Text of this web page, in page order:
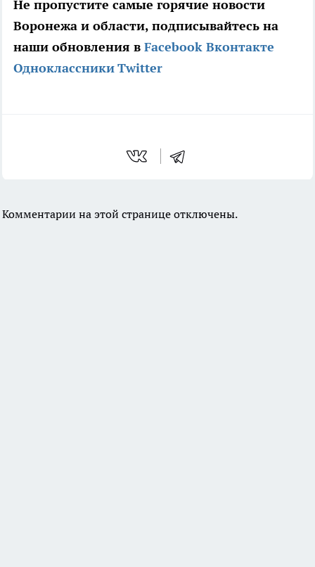
Не пропустите самые горячие новости
Воронежа и области, подписывайтесь на
наши обновления в Facebook Вконтакте
ОдноклассникиTwitter
Комментарии на этой странице отключены.